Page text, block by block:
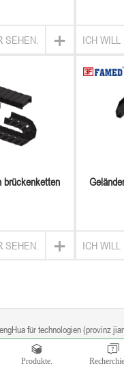
+
SEHEN. ICH WILL
brückenketten
+
SEHEN. ICH WILL
für technologien
Produkte.